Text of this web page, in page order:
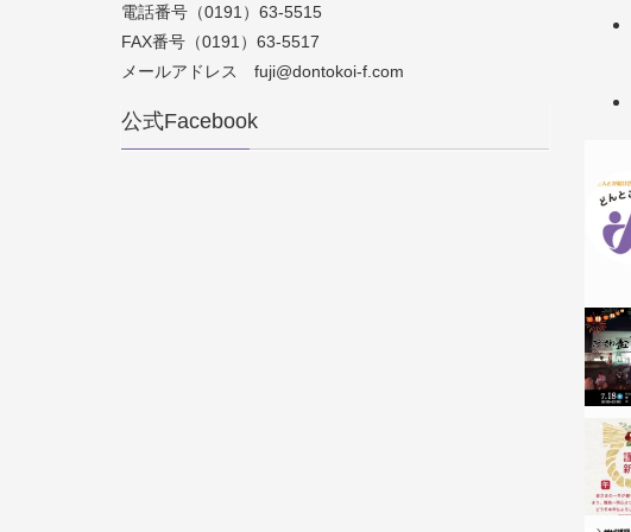
電話番号（0191）63-5515
FAX番号（0191）63-5517
メールアドレス fuji@dontokoi-f.com
公式Facebook